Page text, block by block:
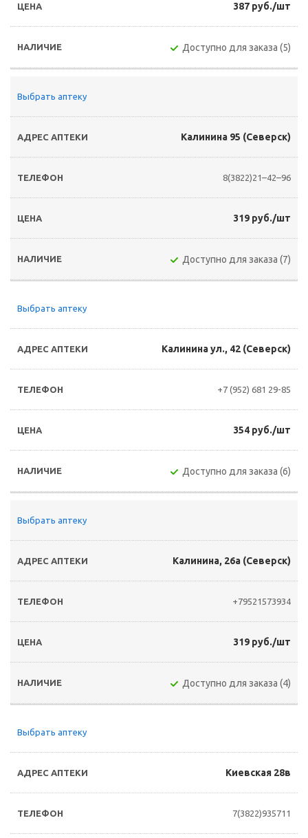
387 руб./шт
Доступно для заказа (5)
Выбрать аптеку
Калинина 95 (Северск)
8(3822)21–42–96
319 руб./шт
Доступно для заказа (7)
Выбрать аптеку
Калинина ул., 42 (Северск)
+7 (952) 681 29-85
354 руб./шт
Доступно для заказа (6)
Выбрать аптеку
Калинина, 26а (Северск)
+79521573934
319 руб./шт
Доступно для заказа (4)
Выбрать аптеку
Киевская 28в
7(3822)935711